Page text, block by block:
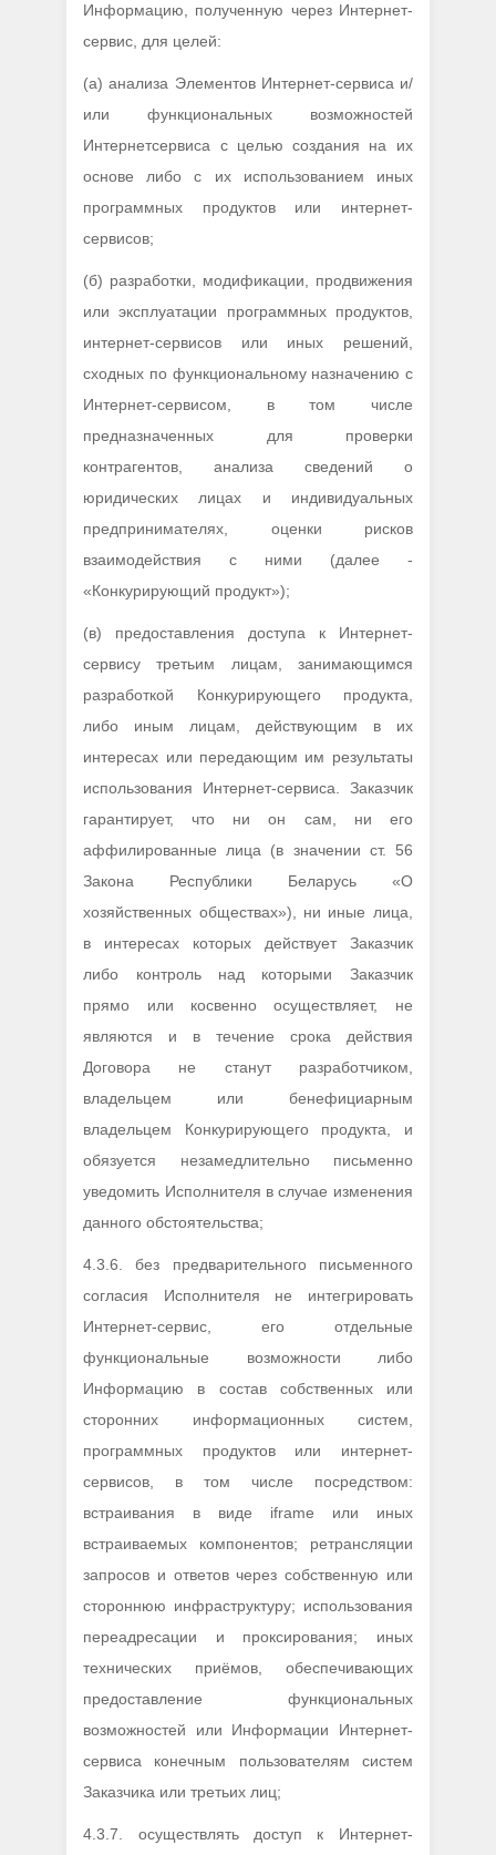
Информацию, полученную через Интернет-
cервис, для целей:
(а) анализа Элементов Интернет-сервиса и/
или функциональных возможностей
Интернетcервиса с целью создания на их
основе либо с их использованием иных
программных продуктов или интернет-
сервисов;
(б) разработки, модификации, продвижения
или эксплуатации программных продуктов,
интернет-сервисов или иных решений,
сходных по функциональному назначению с
Интернет-сервисом, в том числе
предназначенных для проверки
контрагентов, анализа сведений о
юридических лицах и индивидуальных
предпринимателях, оценки рисков
взаимодействия с ними (далее -
«Конкурирующий продукт»);
(в) предоставления доступа к Интернет-
cервису третьим лицам, занимающимся
разработкой Конкурирующего продукта,
либо иным лицам, действующим в их
интересах или передающим им результаты
использования Интернет-cервиса. Заказчик
гарантирует, что ни он сам, ни его
аффилированные лица (в значении ст. 56
Закона Республики Беларусь «О
хозяйственных обществах»), ни иные лица,
в интересах которых действует Заказчик
либо контроль над которыми Заказчик
прямо или косвенно осуществляет, не
являются и в течение срока действия
Договора не станут разработчиком,
владельцем или бенефициарным
владельцем Конкурирующего продукта, и
обязуется незамедлительно письменно
уведомить Исполнителя в случае изменения
данного обстоятельства;
4.3.6. без предварительного письменного
согласия Исполнителя не интегрировать
Интернет-сервис, его отдельные
функциональные возможности либо
Информацию в состав собственных или
сторонних информационных систем,
программных продуктов или интернет-
сервисов, в том числе посредством:
встраивания в виде iframe или иных
встраиваемых компонентов; ретрансляции
запросов и ответов через собственную или
стороннюю инфраструктуру; использования
переадресации и проксирования; иных
технических приёмов, обеспечивающих
предоставление функциональных
возможностей или Информации Интернет-
сервиса конечным пользователям систем
Заказчика или третьих лиц;
4.3.7. осуществлять доступ к Интернет-